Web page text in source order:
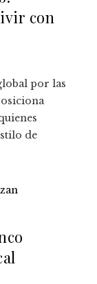
con
por las
de